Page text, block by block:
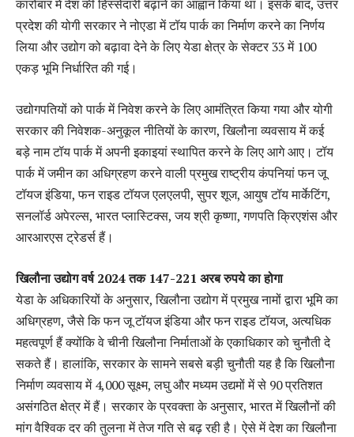
कारोबार में देश की हिस्सेदारी बढ़ाने का आह्वान किया था। इसके बाद, उत्तर
प्रदेश की योगी सरकार ने नोएडा में टॉय पार्क का निर्माण करने का निर्णय
लिया और उद्योग को बढ़ावा देने के लिए येडा क्षेत्र के सेक्टर 33 में 100
एकड़ भूमि निर्धारित की गई।
उद्योगपतियों को पार्क में निवेश करने के लिए आमंत्रित किया गया और योगी
सरकार की निवेशक-अनुकूल नीतियों के कारण, खिलौना व्यवसाय में कई
बड़े नाम टॉय पार्क में अपनी इकाइयां स्थापित करने के लिए आगे आए। टॉय
पार्क में जमीन का अधिग्रहण करने वाली प्रमुख राष्ट्रीय कंपनियां फन जू
टॉयज इंडिया, फन राइड टॉयज एलएलपी, सुपर शूज, आयुष टॉय मार्केटिंग,
सनलॉर्ड अपेरल्स, भारत प्लास्टिक्स, जय श्री कृष्णा, गणपति क्रिएशंस और
आरआरएस ट्रेडर्स हैं।
खिलौना उद्योग वर्ष 2024 तक 147-221 अरब रुपये का होगा
येडा के अधिकारियों के अनुसार, खिलौना उद्योग में प्रमुख नामों द्वारा भूमि का
अधिग्रहण, जैसे कि फन जू टॉयज इंडिया और फन राइड टॉयज, अत्यधिक
महत्वपूर्ण हैं क्योंकि वे चीनी खिलौना निर्माताओं के एकाधिकार को चुनौती दे
सकते हैं। हालांकि, सरकार के सामने सबसे बड़ी चुनौती यह है कि खिलौना
निर्माण व्यवसाय में 4,000 सूक्ष्म, लघु और मध्यम उद्यमों में से 90 प्रतिशत
असंगठित क्षेत्र में हैं। सरकार के प्रवक्ता के अनुसार, भारत में खिलौनों की
मांग वैश्विक दर की तुलना में तेज गति से बढ़ रही है। ऐसे में देश का खिलौना